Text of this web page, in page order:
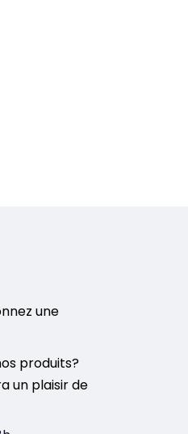
une
produits?
un plaisir de